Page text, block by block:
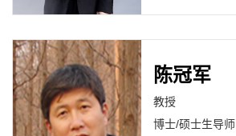
陈冠军
教授
博士/硕士生导师